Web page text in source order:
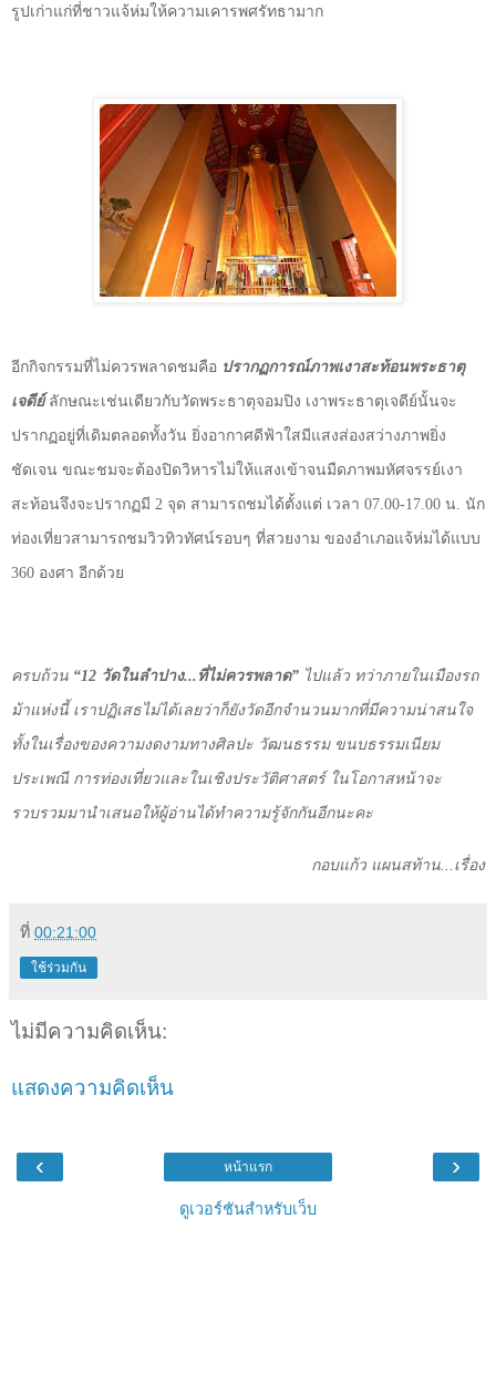
รูปเก่าแก่ที่ชาวแจ้ห่มให้ความเคารพศรัทธามาก
อีกกิจกรรมที่ไม่ควรพลาดชมคือ ปรากฏการณ์ภาพเงาสะท้อนพระธาตุ
เจดีย์ลักษณะเช่นเดียวกับวัดพระธาตุจอมปิง เงาพระธาตุเจดีย์นั้นจะ
ปรากฏอยู่ที่เดิมตลอดทั้งวัน ยิ่งอากาศดีฟ้าใสมีแสงส่องสว่างภาพยิ่ง
ชัดเจน ขณะชมจะต้องปิดวิหารไม่ให้แสงเข้าจนมืดภาพมหัศจรรย์เงา
สะท้อนจึงจะปรากฏมี 2 จุด สามารถชมได้ตั้งแต่ เวลา 07.00-17.00 น. นัก
ท่องเที่ยวสามารถชมวิวทิวทัศน์รอบๆ ที่สวยงาม ของอำเภอแจ้ห่มได้แบบ
360 องศา อีกด้วย
ครบถ้วน “12 วัดในลำปาง...ที่ไม่ควรพลาด” ไปแล้ว ทว่าภายในเมืองรถ
ม้าแห่งนี้ เราปฏิเสธไม่ได้เลยว่าก็ยังวัดอีกจำนวนมากที่มีความน่าสนใจ
ทั้งในเรื่องของความงดงามทางศิลปะ วัฒนธรรม ขนบธรรมเนียม
ประเพณี การท่องเที่ยวและในเชิงประวัติศาสตร์ ในโอกาสหน้าจะ
รวบรวมมานำเสนอให้ผู้อ่านได้ทำความรู้จักกันอีกนะคะ
กอบแก้ว แผนสท้าน...เรื่อง
ที่ 00:21:00
ใช้ร่วมกัน
ไม่มีความคิดเห็น:
แสดงความคิดเห็น
‹ ›
หน้าแรก
ดูเวอร์ชันสำหรับเว็บ